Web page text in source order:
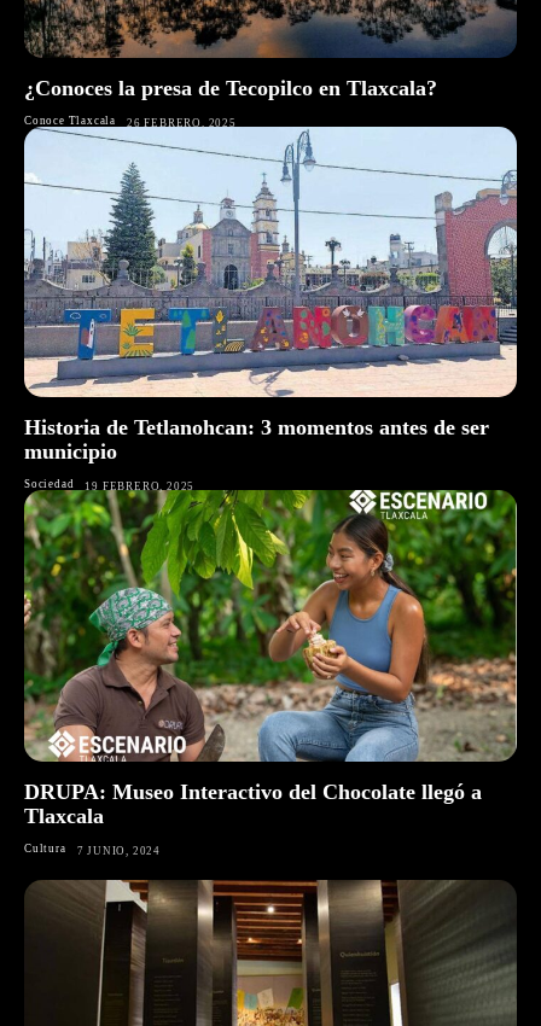
¿Conoces la presa de Tecopilco en Tlaxcala?
Conoce Tlaxcala 26 FEBRERO, 2025
Historia de Tetlanohcan: 3 momentos antes de ser
municipio
Sociedad 19 FEBRERO, 2025
DRUPA: Museo Interactivo del Chocolate llegó a
Tlaxcala
Cultura 7 JUNIO, 2024